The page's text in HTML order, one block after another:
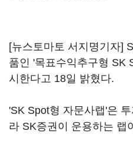
[뉴스토마토 서지명기자]
품인 '목표수익추구형 SK
시한다고 18일 밝혔다.
'SK Spot형 자문사랩'은
라 SK증권이 운용하는 랩